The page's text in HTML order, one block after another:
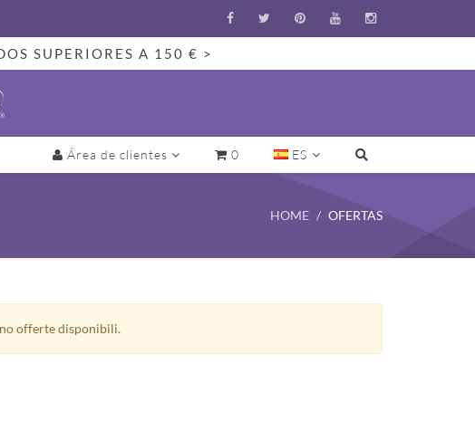
SUPERIORES A 150 € >
Área de clientes 0 ES
HOME OFERTAS
offerte disponibili.